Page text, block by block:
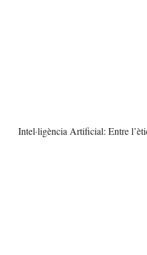
Intel·ligència Artificial: Entre